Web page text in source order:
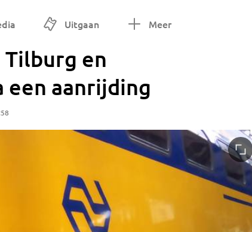
Uitgaan Meer
en
aanrijding